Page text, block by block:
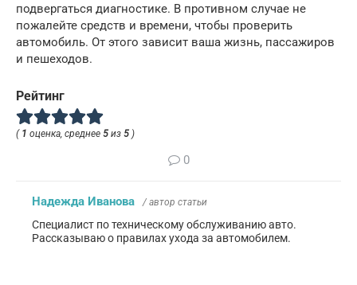
подвергаться диагностике. В противном случае не
пожалейте средств и времени, чтобы проверить
автомобиль. От этого зависит ваша жизнь, пассажиров
и пешеходов.
Рейтинг
( 1 оценка, среднее 5 из 5 )
0
Надежда Иванова / автор статьи
Специалист по техническому обслуживанию авто.
Рассказываю о правилах ухода за автомобилем.